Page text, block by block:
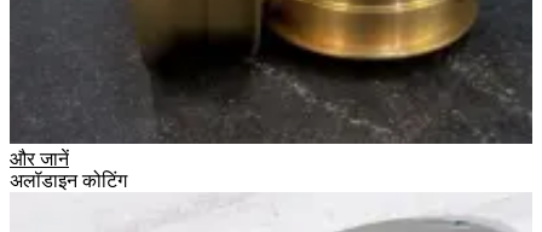
और जानें
अलॉडाइन कोटिंग